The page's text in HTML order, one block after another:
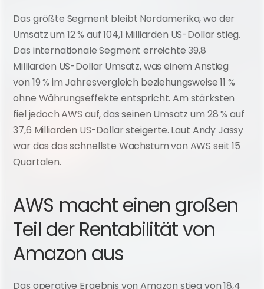
Das größte Segment bleibt Nordamerika, wo der
Umsatz um 12 % auf 104,1 Milliarden US-Dollar stieg.
Das internationale Segment erreichte 39,8
Milliarden US-Dollar Umsatz, was einem Anstieg
von 19 % im Jahresvergleich beziehungsweise 11 %
ohne Währungseffekte entspricht. Am stärksten
fiel jedoch AWS auf, das seinen Umsatz um 28 % auf
37,6 Milliarden US-Dollar steigerte. Laut Andy Jassy
war das das schnellste Wachstum von AWS seit 15
Quartalen.
AWS macht einen großen
Teil der Rentabilität von
Amazon aus
Das operative Ergebnis von Amazon stieg von 18,4